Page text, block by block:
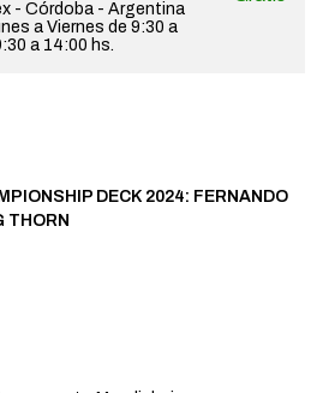
- Córdoba - Argentina
a Viernes de 9:30 a
a 14:00 hs.
DECK 2024: FERNANDO
THORN